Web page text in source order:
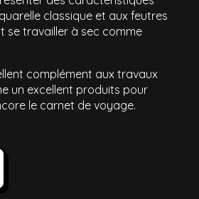
classique et aux feutres
se travailler à sec comme
complément aux travaux
un excellent produits pour
le carnet de voyage.